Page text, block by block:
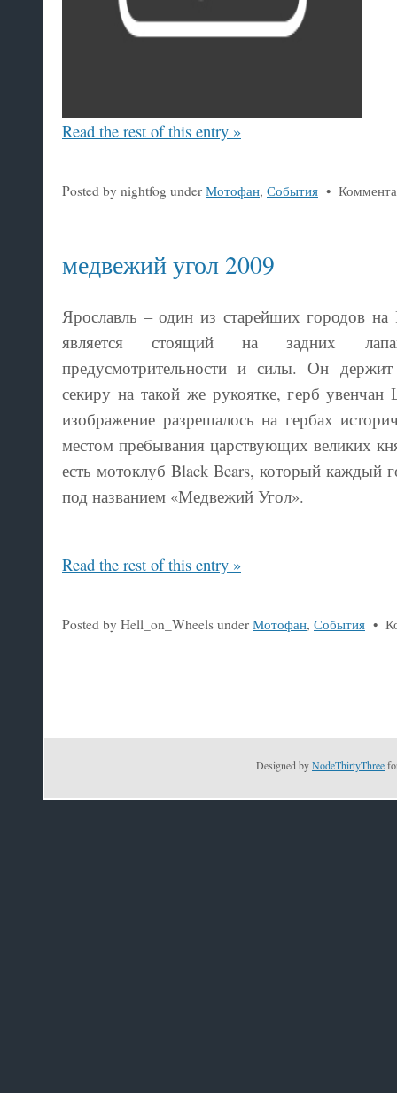
Read the rest of this entry »
Posted by nightfog under Мотофан, События •
медвежий угол 2009
Ярославль – один из старейших городов
является стоящий на задних
предусмотрительности и силы. Он
секиру на такой же рукоятке, герб
изображение разрешалось на гербах
местом пребывания царствующих великих
есть мотоклуб Black Bears, который каждый
под названием «Медвежий Угол».
Read the rest of this entry »
Posted by Hell_on_Wheels under Мотофан, События •
Designed byNodeThirtyThree